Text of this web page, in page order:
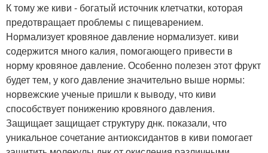
К тому же киви - богатый источник клетчатки, которая
предотвращает проблемы с пищеварением.
Нормализует кровяное давление нормализует. киви
содержится много калия, помогающего привести в
норму кровяное давление. Особенно полезен этот фрукт
будет тем, у кого давление значительно выше нормы:
норвежские ученые пришли к выводу, что киви
способствует понижению кровяного давления.
Защищает защищает структуру днк. показали, что
уникальное сочетание антиоксидантов в киви помогает